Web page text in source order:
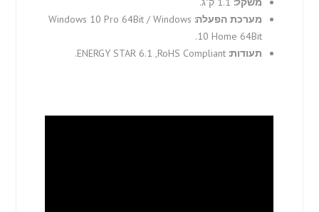
מערכת הפעלה: Windows 10 Pro 64Bit / Windows
10 Home 64Bit.
תעודות: ENERGY STAR 6.1 ,RoHS Compliant.